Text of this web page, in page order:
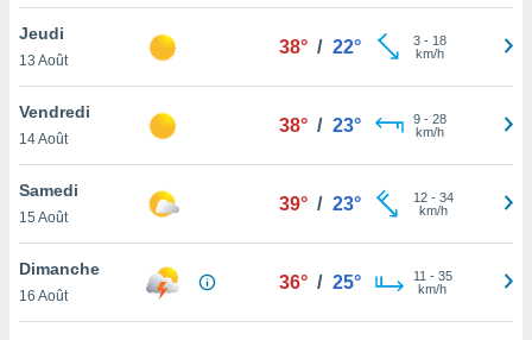
votre
à
en
le
Jeudi
13 Août
38° / 22° 3- 18
km/h
Vendredi
14 Août
38° / 23° 9- 28
km/h
Samedi
15 Août
39° / 23° 12- 34
km/h
Dimanche
16 Août
36° / 25° 11 - 35
km/h